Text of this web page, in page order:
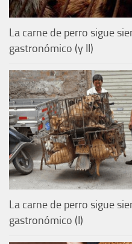
La carne de perro sigue
gastronómico (y II)
La carne de perro sigue
gastronómico (I)